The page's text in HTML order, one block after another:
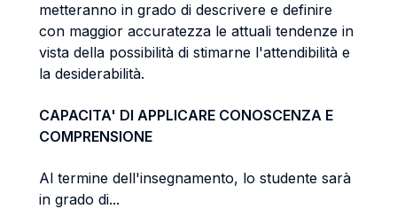
metteranno in grado di descrivere e definire
con maggior accuratezza le attuali tendenze in
vista della possibilità di stimarne l'attendibilità e
la desiderabilità.
CAPACITA' DI APPLICARE CONOSCENZA E
COMPRENSIONE
Al termine dell'insegnamento, lo studente sarà
in grado di...